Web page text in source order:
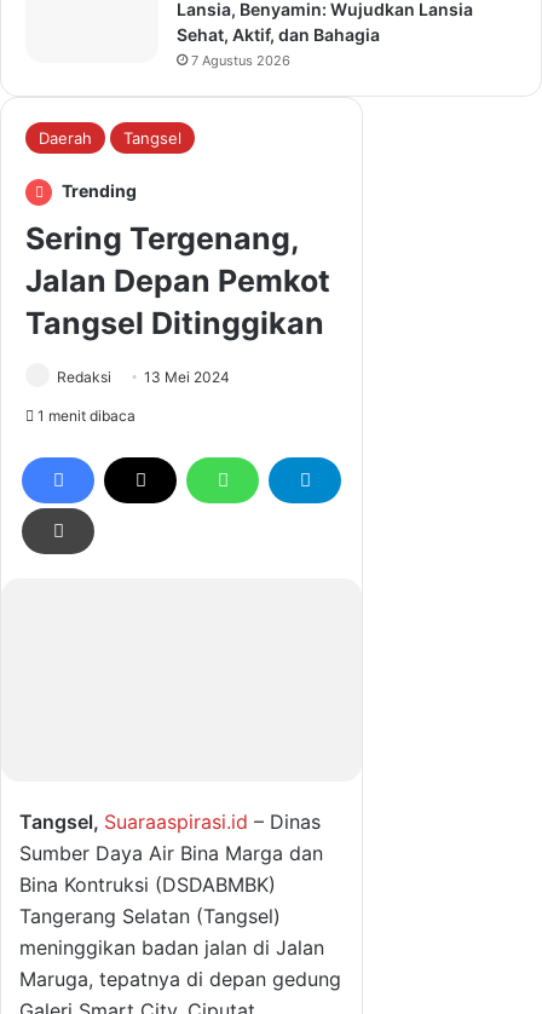
Lansia, Benyamin: Wujudkan Lansia
Sehat, Aktif, dan Bahagia
7 Agustus 2026